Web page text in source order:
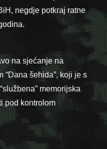
negdje potkraj ratne
na sjećanje na
“Dana šehida”, koji je s
memorijska
pod kontrolom